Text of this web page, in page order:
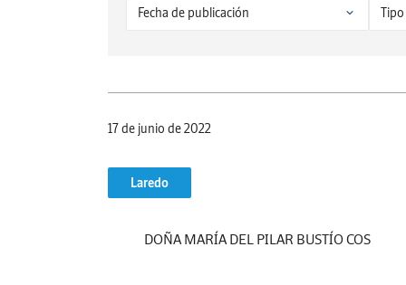
17 de junio de 2022
Laredo
DOÑA MARÍA DEL PILAR BUSTÍO COS